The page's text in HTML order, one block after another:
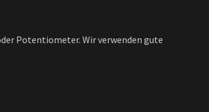
Potentiometer. Wir verwenden gute